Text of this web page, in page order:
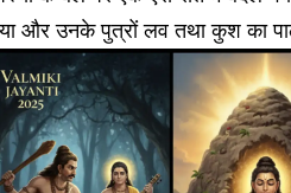
और उनके पुत्रों लव तथा कुश का